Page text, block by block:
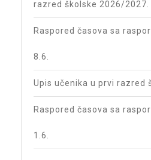
razred školske 2026/2027.
Raspored časova sa
8.6.
Upis učenika u prvi razred
Raspored časova sa
1.6.